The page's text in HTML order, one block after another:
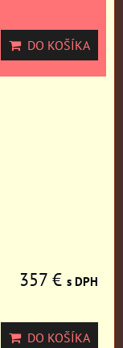
DO KOŠÍKA
357 € s DPH
DO KOŠÍKA